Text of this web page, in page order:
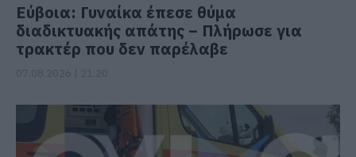
Εύβοια: Γυναίκα έπεσε θύμα
διαδικτυακής απάτης – Πλήρωσε για
τρακτέρ που δεν παρέλαβε